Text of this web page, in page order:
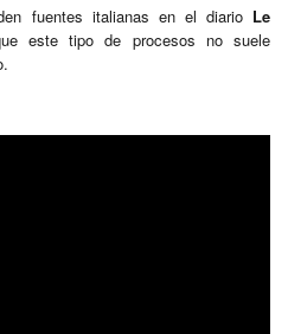
fuentes italianas en el diario Le
este tipo de procesos no suele